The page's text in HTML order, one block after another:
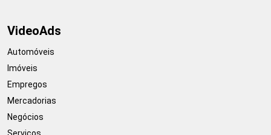
VideoAds
Automóveis
Imóveis
Empregos
Mercadorias
Negócios
Serviços